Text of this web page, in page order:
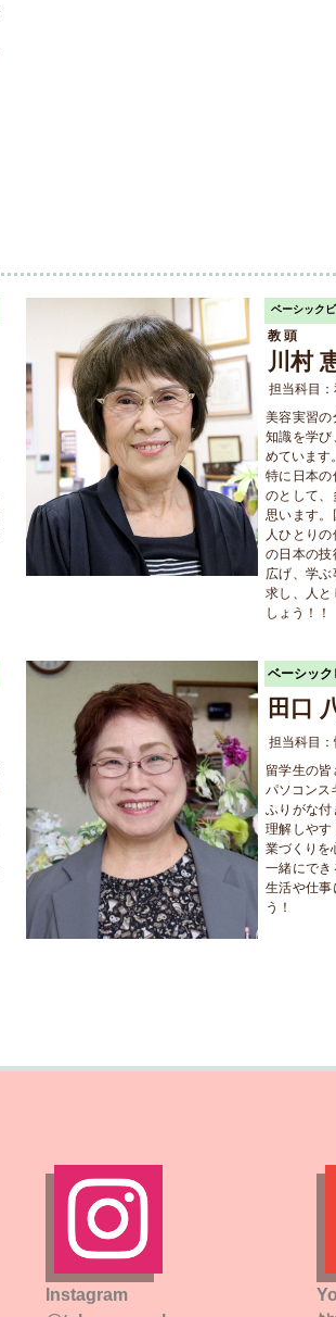
ベーシック
教 頭
川村
担当科目
美容実習の
知識を学び
めています。
特に日本の
のとして、
思います。
人ひとり
の日本の技
広げ、学
求し、人と
しょう！！
ベーシッ
田口
担当科目：
留学生の
パソコンス
ふりがな付
理解しやす
業づくりを
一緒にでき
生活や仕事
う！
Instagram